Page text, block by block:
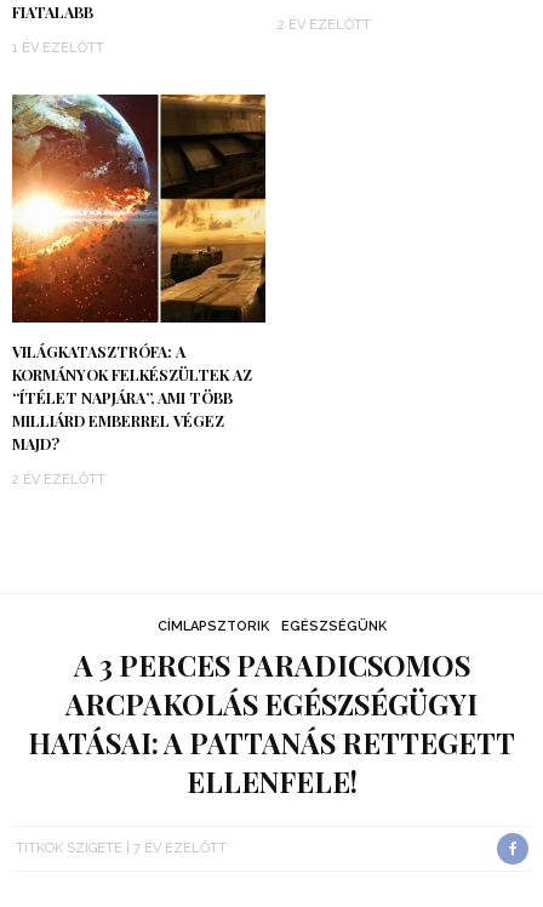
FIATALABB
1 ÉV EZELŐTT
2 ÉV EZELŐTT
VILÁGKATASZTRÓFA: A
KORMÁNYOK FELKÉSZÜLTEK AZ
“ÍTÉLET NAPJÁRA”, AMI TÖBB
MILLIÁRD EMBERREL VÉGEZ
MAJD?
2 ÉV EZELŐTT
CÍMLAPSZTORIK EGÉSZSÉGÜNK
A 3 PERCES PARADICSOMOS
ARCPAKOLÁS EGÉSZSÉGÜGYI
HATÁSAI: A PATTANÁS RETTEGETT
ELLENFELE!
TITKOK SZIGETE 7 ÉV EZELŐTT